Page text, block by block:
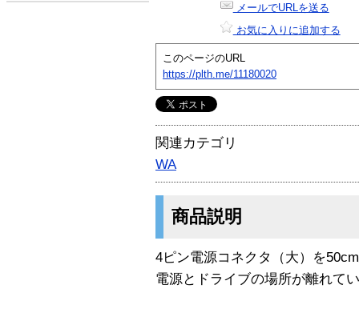
メールでURLを送る
お気に入りに追加する
このページのURL
https://plth.me/11180020
関連カテゴリ
WA
商品説明
4ピン電源コネクタ（大）を
電源とドライブの場所が離れて